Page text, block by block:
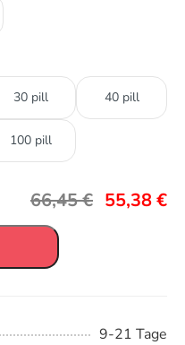
30 pill 40 pill
100 pill
66,45€ 55,38€
9-21 Tage